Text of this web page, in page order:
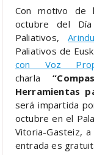
Con motivo de
octubre del
Paliativos,
Paliativos de
con Voz
charla
Herramientas
será impartida
octubre en el
Vitoria-Gasteiz,
entrada es